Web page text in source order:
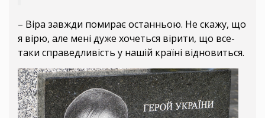
– Віра завжди помирає останньою. Не скажу, що
я вірю, але мені дуже хочеться вірити, що все-
таки справедливість у нашій країні відновиться.